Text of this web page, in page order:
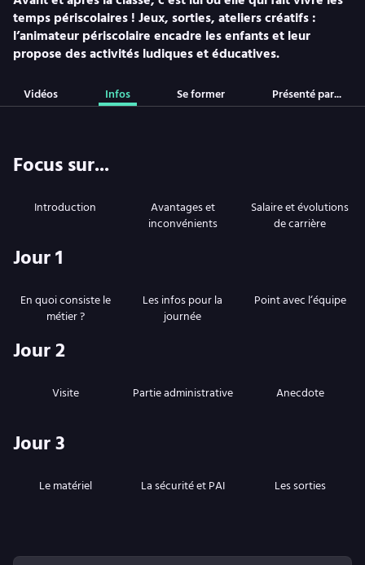
temps périscolaires ! Jeux, sorties, ateliers créatifs :
l’animateur périscolaire encadre les enfants et leur
propose des activités ludiques et éducatives.
Vidéos Infos Se former Présenté par...
Focus sur...
Introduction
Avantages et
inconvénients
Salaire et évolutions
de carrière
Jour 1
En quoi consiste le
métier ?
Les infos pour la
journée
Point avec l‘équipe
Jour 2
Visite Partie administrative Anecdote
Jour 3
Le matériel La sécurité et PAI Les sorties